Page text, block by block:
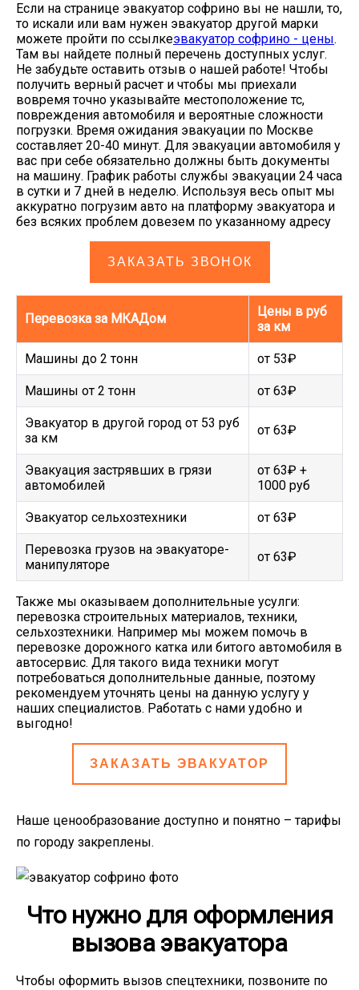
Если на странице эвакуатор софрино вы не нашли, то,
то искали или вам нужен эвакуатор другой марки
можете пройти по ссылкеэвакуатор софрино - цены.
Там вы найдете полный перечень доступных услуг.
Не забудьте оставить отзыв о нашей работе! Чтобы
получить верный расчет и чтобы мы приехали
вовремя точно указывайте местоположение тс,
повреждения автомобиля и вероятные сложности
погрузки. Время ожидания эвакуации по Москве
составляет 20-40 минут. Для эвакуации автомобиля у
вас при себе обязательно должны быть документы
на машину. График работы службы эвакуации 24 часа
в сутки и 7 дней в неделю. Используя весь опыт мы
аккуратно погрузим авто на платформу эвакуатора и
без всяких проблем довезем по указанному адресу
ЗАКАЗАТЬ ЗВОНОК
Перевозка за МКАДом
Цены в руб
за км
Машины до 2 тонн от 53₽
Машины от 2 тонн от 63₽
Эвакуатор в другой город от 53 руб
за км
от 63₽
Эвакуация застрявших в грязи
автомобилей
от 63₽ +
1000 руб
Эвакуатор сельхозтехники от 63₽
Перевозка грузов на эвакуаторе-
манипуляторе
от 63₽
Также мы оказываем дополнительные усулги:
перевозка строительных материалов, техники,
сельхозтехники. Например мы можем помочь в
перевозке дорожного катка или битого автомобиля в
автосервис. Для такого вида техники могут
потребоваться дополнительные данные, поэтому
рекомендуем уточнять цены на данную услугу у
наших специалистов. Работать с нами удобно и
выгодно!
ЗАКАЗАТЬ ЭВАКУАТОР
Наше ценообразование доступно и понятно – тарифы
по городу закреплены.
Что нужно для оформления
вызова эвакуатора
Чтобы оформить вызов спецтехники, позвоните по